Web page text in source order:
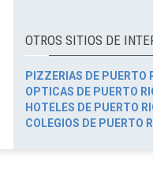
OTROS SITIOS DE
PIZZERIAS DE PUERTO
OPTICAS DE PUERTO
HOTELES DE PUERTO
COLEGIOS DE PUERTO